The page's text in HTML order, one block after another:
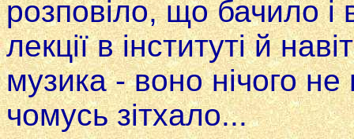
розповіло, що бачило
лекції в інституті й
музика - воно нічого не
чомусь зітхало...